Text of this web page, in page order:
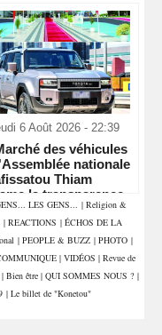
6 Août 2026 - 22:39
des véhicules
nationale
Thiam
la transparence
les députés
LES GENS... | Religion &
| REACTIONS | ÉCHOS DE LA
| PEOPLE & BUZZ | PHOTO |
| VIDÉOS | Revue de
| Bien être | QUI SOMMES NOUS ? |
| Le billet de "Konetou"